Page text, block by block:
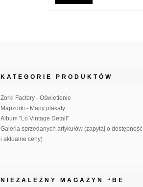
KATEGORIE PRODUKTÓW
Zorki Factory - Oświetlenie
Mapzorki - Mapy plakaty
Album "Lo Vintage Detail"
Galeria sprzedanych artykułów (zapytaj o dostępność
i aktualne ceny)
NIEZALEŻNY MAGAZYN “BE